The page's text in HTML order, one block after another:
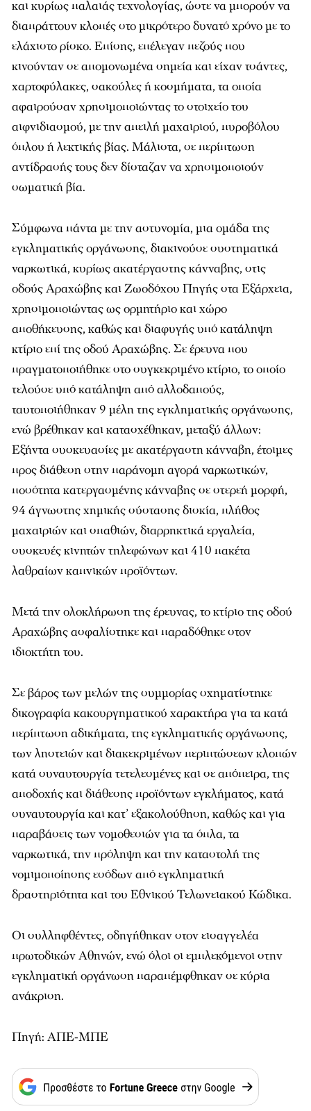
και κυρίως παλαιάς τεχνολογίας, ώστε να μπορούν να
διαπράττουν κλοπές στο μικρότερο δυνατό χρόνο με το
ελάχιστο ρίσκο. Επίσης, επέλεγαν πεζούς που
κινούνταν σε απομονωμένα σημεία και είχαν τσάντες,
χαρτοφύλακες, σακούλες ή κοσμήματα, τα οποία
αφαιρούσαν χρησιμοποιώντας το στοιχείο του
αιφνιδιασμού, με την απειλή μαχαιριού, πυροβόλου
όπλου ή λεκτικής βίας. Μάλιστα, σε περίπτωση
αντίδρασής τους δεν δίσταζαν να χρησιμοποιούν
σωματική βία.
Σύμφωνα πάντα με την αστυνομία, μια ομάδα της
εγκληματικής οργάνωσης, διακινούσε συστηματικά
ναρκωτικά, κυρίως ακατέργαστης κάνναβης, στις
οδούς Αραχώβης και Ζωοδόχου Πηγής στα Εξάρχεια,
χρησιμοποιώντας ως ορμητήριο και χώρο
αποθήκευσης, καθώς και διαφυγής υπό κατάληψη
κτίριο επί της οδού Αραχώβης. Σε έρευνα που
πραγματοποιήθηκε στο συγκεκριμένο κτίριο, το οποίο
τελούσε υπό κατάληψη από αλλοδαπούς,
ταυτοποιήθηκαν 9 μέλη της εγκληματικής οργάνωσης,
ενώ βρέθηκαν και κατασχέθηκαν, μεταξύ άλλων:
Εξήντα συσκευασίες με ακατέργαστη κάνναβη, έτοιμες
προς διάθεση στην παράνομη αγορά ναρκωτικών,
ποσότητα κατεργασμένης κάνναβης σε στερεή μορφή,
94 άγνωστης χημικής σύστασης δισκία, πλήθος
μαχαιριών και σπαθιών, διαρρηκτικά εργαλεία,
συσκευές κινητών τηλεφώνων και 410 πακέτα
λαθραίων καπνικών προϊόντων.
Μετά την ολοκλήρωση της έρευνας, το κτίριο της οδού
Αραχώβης ασφαλίστηκε και παραδόθηκε στον
ιδιοκτήτη του.
Σε βάρος των μελών της συμμορίας σχηματίστηκε
δικογραφία κακουργηματικού χαρακτήρα για τα κατά
περίπτωση αδικήματα, της εγκληματικής οργάνωσης,
των ληστειών και διακεκριμένων περιπτώσεων κλοπών
κατά συναυτουργία τετελεσμένες και σε απόπειρα, της
αποδοχής και διάθεσης προϊόντων εγκλήματος, κατά
συναυτουργία και κατ’ εξακολούθηση, καθώς και για
παραβάσεις των νομοθεσιών για τα όπλα, τα
ναρκωτικά, την πρόληψη και την καταστολή της
νομιμοποίησης εσόδων από εγκληματική
δραστηριότητα και του Εθνικού Τελωνειακού Κώδικα.
Οι συλληφθέντες, οδηγήθηκαν στον εισαγγελέα
πρωτοδικών Αθηνών, ενώ όλοι οι εμπλεκόμενοι στην
εγκληματική οργάνωση παραπέμφθηκαν σε κύρια
ανάκριση.
Πηγή: ΑΠΕ-ΜΠΕ